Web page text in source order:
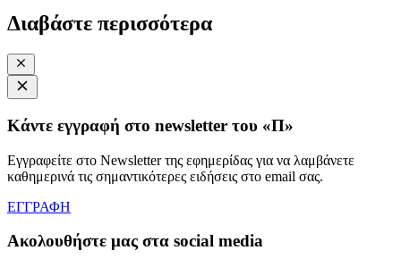
Διαβάστε περισσότερα
Κάντε εγγραφή στο newsletter του «Π»
Εγγραφείτε στο Newsletter της εφημερίδας για να λαμβάνετε
καθημερινά τις σημαντικότερες ειδήσεις στο email σας.
ΕΓΓΡΑΦΗ
Ακολουθήστε μας στα social media